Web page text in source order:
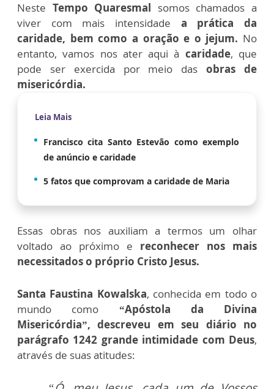
Neste Tempo Quaresmal somos chamados a
viver com mais intensidade a prática da
caridade, bem como a oração e o jejum. No
entanto, vamos nos ater aqui à caridade, que
pode ser exercida por meio das obras de
misericórdia.
Leia Mais
Francisco cita Santo Estevão como exemplo
de anúncio e caridade
5 fatos que comprovam a caridade de Maria
Essas obras nos auxiliam a termos um olhar
voltado ao próximo e reconhecer nos mais
necessitados o próprio Cristo Jesus.
Santa Faustina Kowalska, conhecida em todo o
mundo como “Apóstola da Divina
Misericórdia”, descreveu em seu diário no
parágrafo 1242 grande intimidade com Deus,
através de suas atitudes: